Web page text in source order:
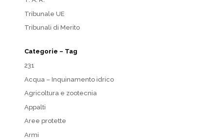
Tribunale UE
Tribunali di Merito
Categorie – Tag
231
Acqua – Inquinamento idrico
Agricoltura e zootecnia
Appalti
Aree protette
Armi